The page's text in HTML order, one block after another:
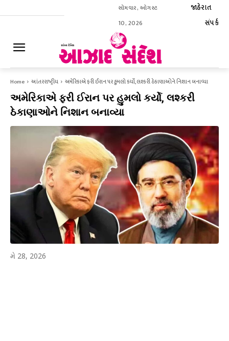
સોમવાર, ઓગસ્ટ
10, 2026
જાહેરાત
સંપર્ક
Home આંતરરાષ્ટ્રીય અમેરિકાએ ફરી ઈરાન પર હુમલો કર્યો, લશ્કરી ઠેકાણાઓને નિશાન બનાવ્યા
અમેરિકાએ ફરી ઈરાન પર હુમલો કર્યો, લશ્કરી
ઠેકાણાઓને નિશાન બનાવ્યા
મે 28, 2026